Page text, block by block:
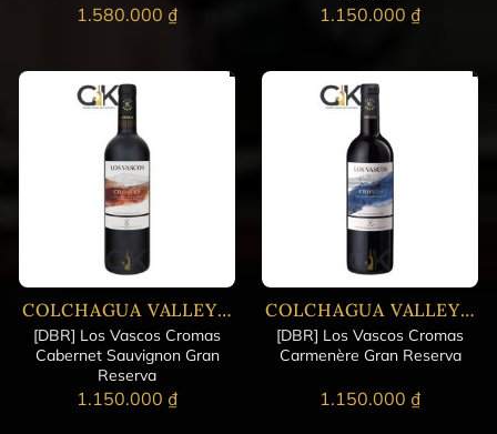
1.580.000 ₫ 1.150.000 ₫
COLCHAGUA VALLEY - CENTRAL
[DBR] Los Vascos Cromas
Cabernet Sauvignon Gran
Reserva
1.150.000 ₫
COLCHAGUA VALLEY - CENTRAL
[DBR] Los Vascos Cromas
Carmenère Gran Reserva
1.150.000 ₫